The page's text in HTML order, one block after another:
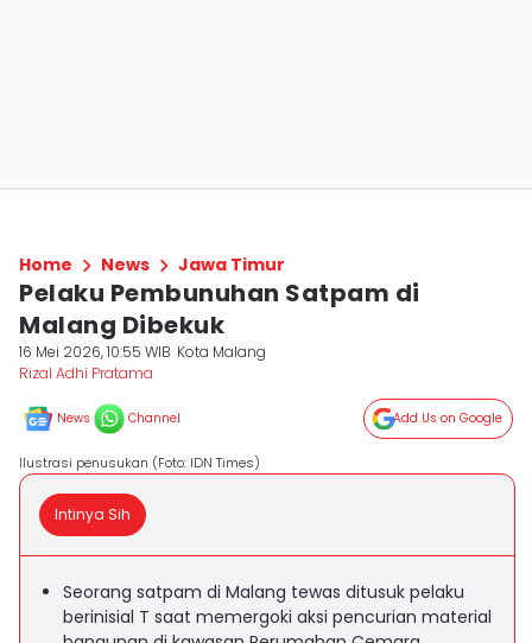
Home News Jawa Timur
Pelaku Pembunuhan Satpam di
Malang Dibekuk
16 Mei 2026, 10:55 WIB Kota Malang
Rizal Adhi Pratama
News Channel Add Us on Google
Ilustrasi penusukan (Foto: IDN Times)
Intinya Sih
Seorang satpam di Malang tewas ditusuk pelaku
berinisial T saat memergoki aksi pencurian material